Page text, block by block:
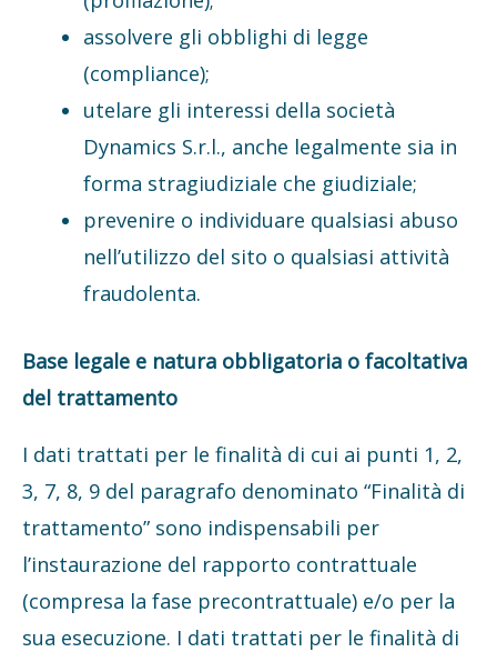
assolvere gli obblighi di legge
(compliance);
utelare gli interessi della società
Dynamics S.r.l., anche legalmente sia in
forma stragiudiziale che giudiziale;
prevenire o individuare qualsiasi abuso
nell’utilizzo del sito o qualsiasi attività
fraudolenta.
Base legale e natura obbligatoria o facoltativa
del trattamento
I dati trattati per le finalità di cui ai punti 1, 2,
3, 7, 8, 9 del paragrafo denominato “Finalità di
trattamento” sono indispensabili per
l’instaurazione del rapporto contrattuale
(compresa la fase precontrattuale) e/o per la
sua esecuzione. I dati trattati per le finalità di